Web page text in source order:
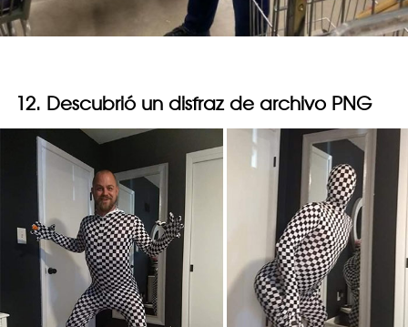
12. Descubrió un disfraz de archivo PNG